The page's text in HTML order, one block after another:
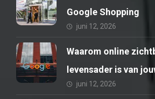
Google Shopping
juni 12, 2026
Waarom online
levensader is van
juni 12, 2026